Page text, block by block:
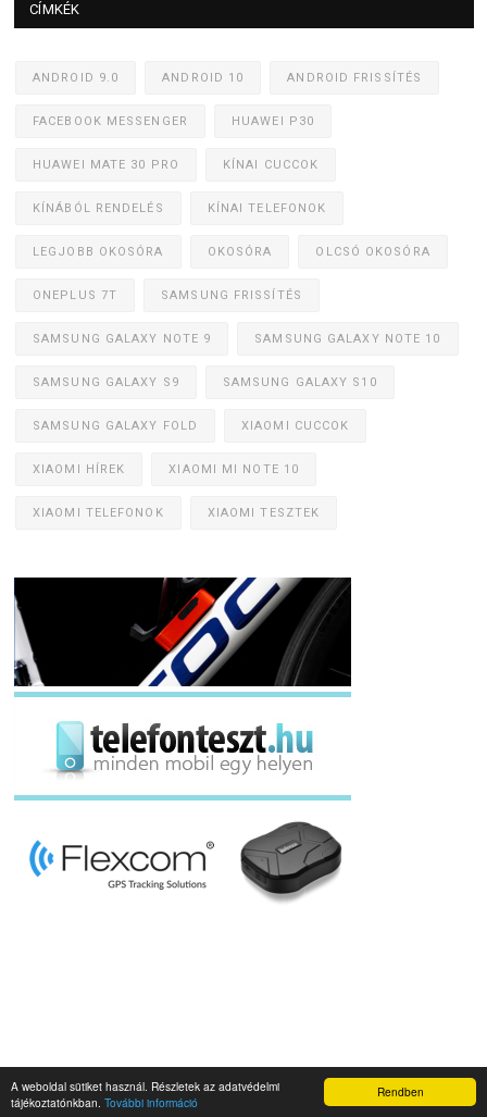
Rendben
A weboldal sütiket használ. Részletek az adatvédelmi
tájékoztatónkban. További információ
CÍMKÉK
ANDROID 9.0 ANDROID 10 ANDROID FRISSÍTÉS
FACEBOOK MESSENGER HUAWEI P30
HUAWEI MATE 30 PRO KÍNAI CUCCOK
KÍNÁBÓL RENDELÉS KÍNAI TELEFONOK
LEGJOBB OKOSÓRA OKOSÓRA OLCSÓ OKOSÓRA
ONEPLUS 7T SAMSUNG FRISSÍTÉS
SAMSUNG GALAXY NOTE 9 SAMSUNG GALAXY NOTE 10
SAMSUNG GALAXY S9 SAMSUNG GALAXY S10
SAMSUNG GALAXY FOLD XIAOMI CUCCOK
XIAOMI HÍREK XIAOMI MI NOTE 10
XIAOMI TELEFONOK XIAOMI TESZTEK
Napidroid.hu 2019